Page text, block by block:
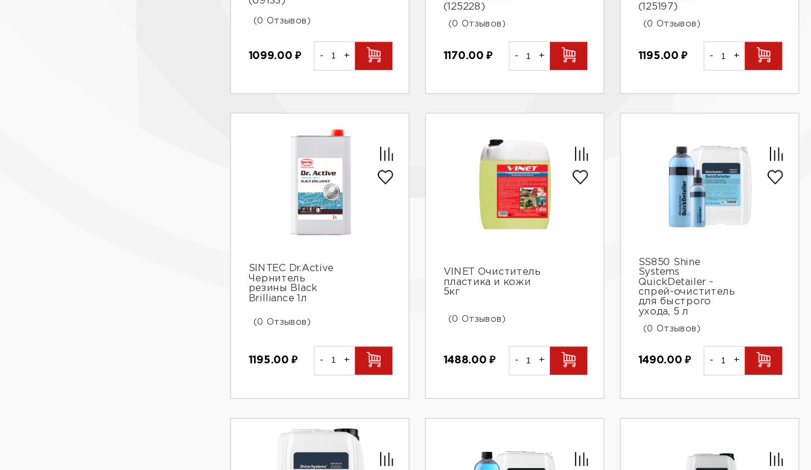
(0 Отзывов)
1099.00₽ - +
(125228)
(0 Отзывов)
1170.00₽ - +
(125197)
(0 Отзывов)
1195.00₽ - +
SINTEC Dr.Active
Чернитель
резины Black
Brilliance 1л
(0 Отзывов)
1195.00₽ - +
VINET Очиститель
пластика и кожи
5кг
(0 Отзывов)
1488.00₽ - +
SS850 Shine
Systems
QuickDetailer -
спрей-очиститель
для быстрого
ухода, 5 л
(0 Отзывов)
1490.00₽ - +